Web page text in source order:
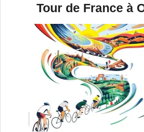
Tour de France à